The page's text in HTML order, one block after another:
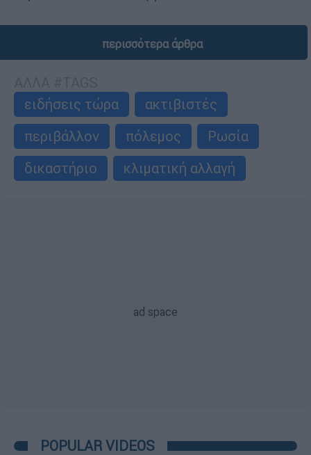
περισσότερα άρθρα
ειδήσεις τώρα
ακτιβιστές
περιβάλλον
πόλεμος
Ρωσία
δικαστήριο
κλιματική αλλαγή
POPULAR VIDEOS